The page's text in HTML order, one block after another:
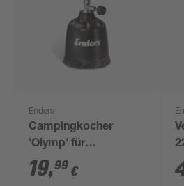
Enders
Campingkocher
'Olymp' für
Stechkartusche 190 g
19,99 €